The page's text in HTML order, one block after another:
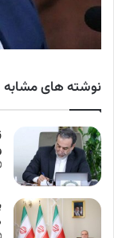
نوشته های مشابه